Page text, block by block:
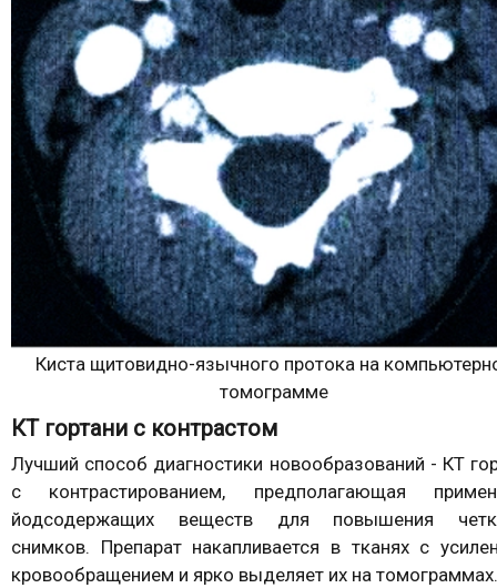
Киста щитовидно-язычного протока на
томограмме
КТ гортани с контрастом
Лучший способ диагностики новообразований - КТ
с контрастированием, предполагающая
йодсодержащих веществ для повышения
снимков. Препарат накапливается в тканях с
кровообращением и ярко выделяет их на томограммах.